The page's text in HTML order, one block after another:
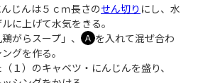
じんは５ｃｍ長さのせん切り にし、水
に上げて水気をきる。
がらスープ」、 Ａ を入れて混ぜ合わ
グを作る。
１）のキャベツ・にんじんを盛り、